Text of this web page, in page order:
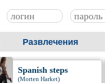
Развлечения
Spanish steps
(Morten Harket)